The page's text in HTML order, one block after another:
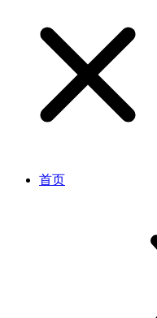
首页